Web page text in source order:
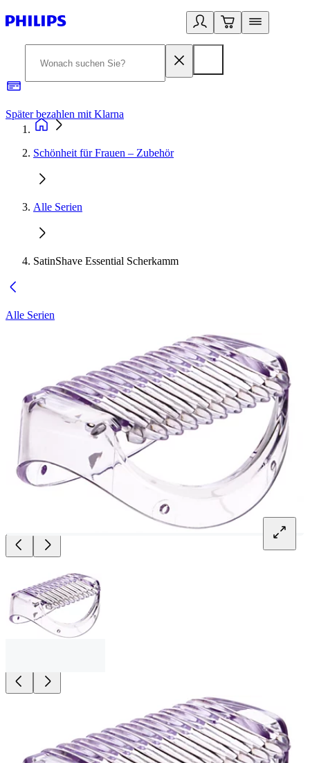
Später bezahlen mit Klarna
Schönheit für Frauen – Zubehör
Alle Serien
SatinShave Essential Scherkamm
Alle Serien